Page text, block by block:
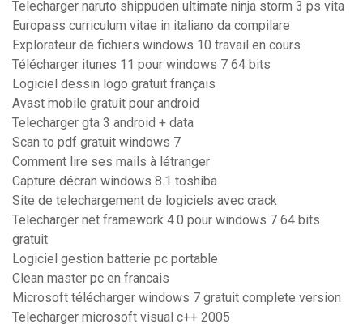
Telecharger naruto shippuden ultimate ninja storm 3 ps vita
Europass curriculum vitae in italiano da compilare
Explorateur de fichiers windows 10 travail en cours
Télécharger itunes 11 pour windows 7 64 bits
Logiciel dessin logo gratuit français
Avast mobile gratuit pour android
Telecharger gta 3 android + data
Scan to pdf gratuit windows 7
Comment lire ses mails à létranger
Capture décran windows 8.1 toshiba
Site de telechargement de logiciels avec crack
Telecharger net framework 4.0 pour windows 7 64 bits
gratuit
Logiciel gestion batterie pc portable
Clean master pc en francais
Microsoft télécharger windows 7 gratuit complete version
Telecharger microsoft visual c++ 2005